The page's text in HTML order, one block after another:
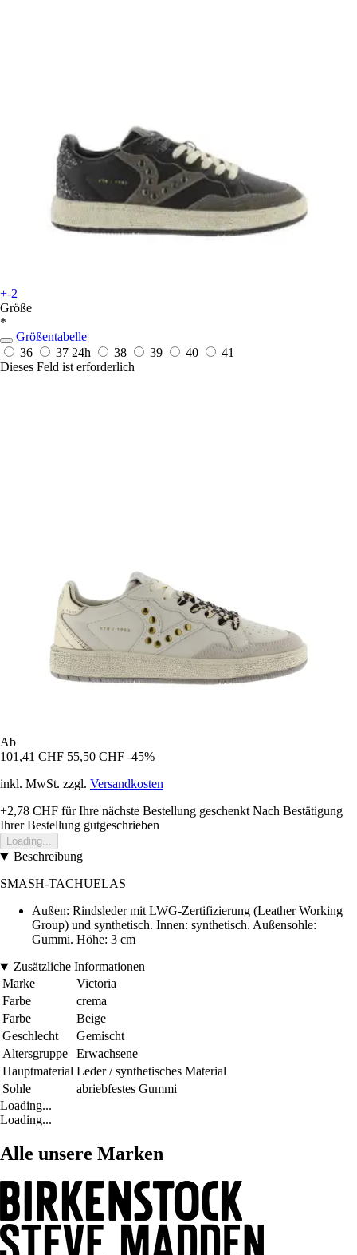
+-2
Größe
*
Größentabelle
36
37 24h 38 39 40
41
Dieses Feld ist erforderlich
Ab
101,41 CHF 55,50 CHF -45%
inkl. MwSt. zzgl. Versandkosten
+2,78 CHF für Ihre nächste Bestellung geschenkt Nach Bestätigung
Ihrer Bestellung gutgeschrieben
Loading...
Beschreibung
SMASH-TACHUELAS
Außen: Rindsleder mit LWG-Zertifizierung (Leather Working
Group) und synthetisch. Innen: synthetisch. Außensohle:
Gummi. Höhe: 3 cm
Zusätzliche Informationen
Marke
Victoria
Farbe
crema
Farbe
Beige
Geschlecht
Gemischt
Altersgruppe
Erwachsene
Hauptmaterial Leder / synthetisches Material
Sohle
abriebfestes Gummi
Loading...
Loading...
Alle unsere Marken